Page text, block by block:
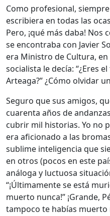
Como profesional,
escribiera en todas las
Pero, ¡qué más daba!
se encontraba con Javier
era Ministro de Cultura,
socialista le decía: “¿Eres
Arteaga?” ¿Cómo olvidar
Seguro que sus amigos,
cuarenta años de
cubrir mil historias. Yo no
era aficionado a las
sublime inteligencia que
en otros (pocos en este
análoga y luctuosa
“¡Últimamente se está
muerto nunca!” ¡Grande,
tampoco te habías muerto